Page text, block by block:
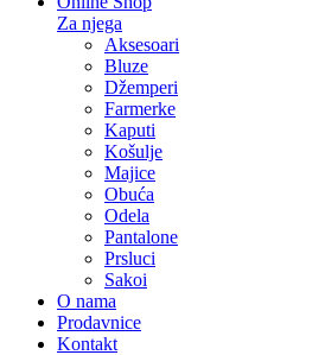
Za njega
Aksesoari
Bluze
Džemperi
Farmerke
Kaputi
Košulje
Majice
Obuća
Odela
Pantalone
Prsluci
Sakoi
O nama
Prodavnice
Kontakt